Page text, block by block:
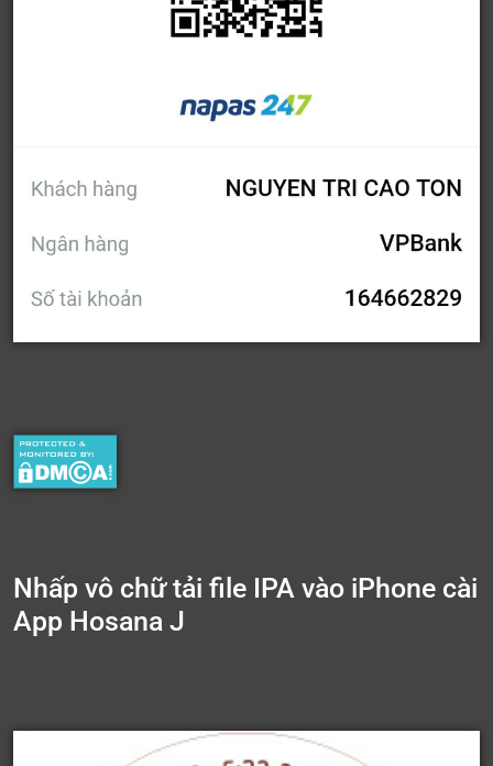
Nhấp vô chữ tải file IPA vào iPhone cài
App Hosana J